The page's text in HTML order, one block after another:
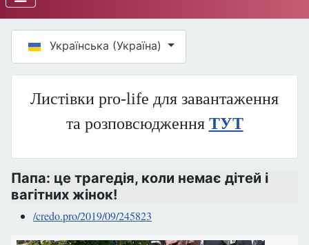
Оберіть свою мову
Українська (Україна)
Листівки pro-life для завантаження
та розповсюдження ТУТ
Папа: це трагедія, коли немає дітей і
вагітних жінок!
/credo.pro/2019/09/245823